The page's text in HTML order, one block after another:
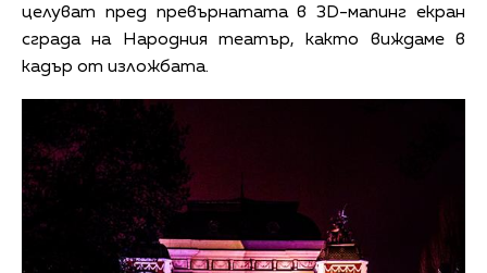
целуват пред превърнатата в 3D-мапинг екран
сграда на Народния театър, както виждаме в
кадър от изложбата.